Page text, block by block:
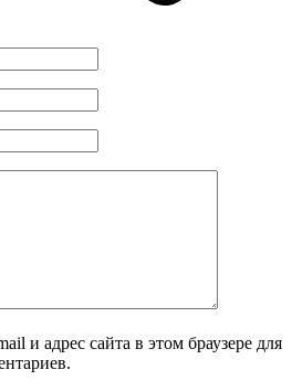
и адрес сайта в этом браузере для